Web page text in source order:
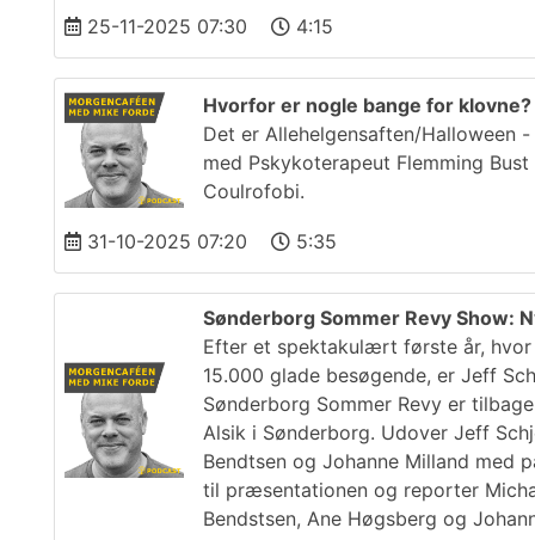
25-11-2025 07:30 4:15
Hvorfor er nogle bange for
Det er Allehelgensaften/Halloween
med Pskykoterapeut Flemming
Coulrofobi.
31-10-2025 07:20 5:35
Sønderborg Sommer Revy Show:
Efter et spektakulært første år, hvor
15.000 glade besøgende, er Jeff
Sønderborg Sommer Revy er
Alsik i Sønderborg. Udover Jeff
Bendtsen og Johanne Milland med
til præsentationen og reporter
Bendstsen, Ane Høgsberg og